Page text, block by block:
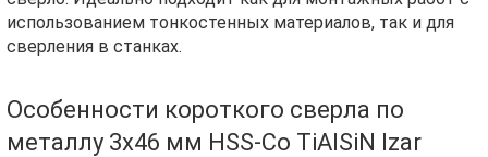
использованием тонкостенных материалов, так и для
сверления в станках.
Особенности короткого сверла по
металлу 3х46 мм HSS-Co TiAlSiN Izar